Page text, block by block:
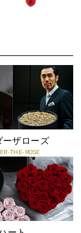
やかによみがえ
寄り添い続けま
カードです。
ことができます。
ジカードの内容」
ます。ご注文時に
ーザローズ
THE-ROSE